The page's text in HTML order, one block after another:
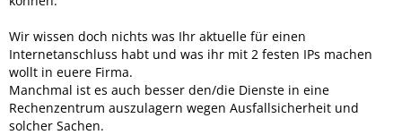
Wir wissen doch nichts was Ihr aktuelle für einen
Internetanschluss habt und was ihr mit 2 festen IPs machen
wollt in euere Firma.
Manchmal ist es auch besser den/die Dienste in eine
Rechenzentrum auszulagern wegen Ausfallsicherheit und
solcher Sachen.